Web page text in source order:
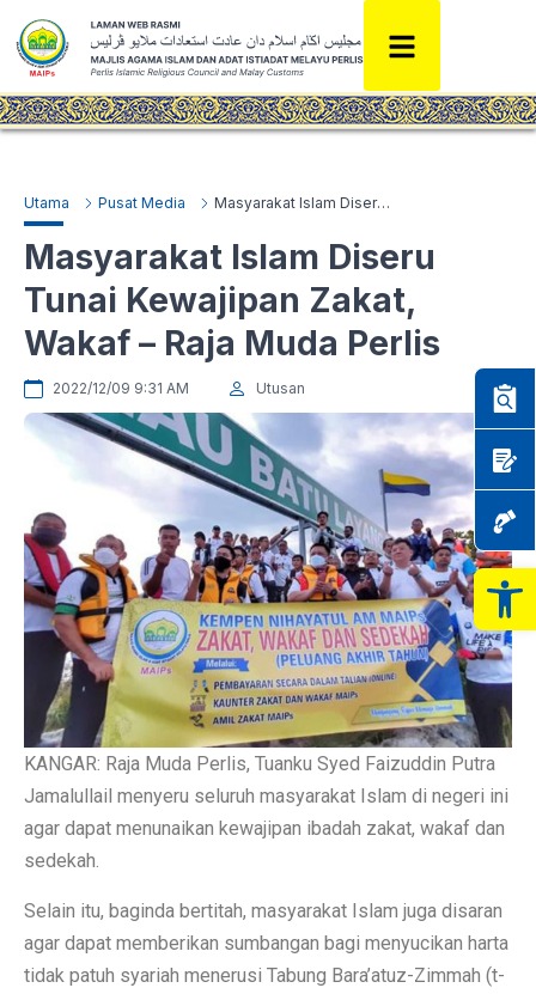
Utama Pusat Media Masyarakat Islam Diseru Tunai Kewajipan Zakat, Wakaf – Raja Muda Perlis
Masyarakat Islam Diseru
Tunai Kewajipan Zakat,
Wakaf – Raja Muda Perlis
2022/12/09 9:31 AM Utusan
KANGAR: Raja Muda Perlis, Tuanku Syed Faizuddin Putra
Jamalullail menyeru seluruh masyarakat Islam di negeri ini
agar dapat menunaikan kewajipan ibadah zakat, wakaf dan
sedekah.
Selain itu, baginda bertitah, masyarakat Islam juga disaran
agar dapat memberikan sumbangan bagi menyucikan harta
tidak patuh syariah menerusi Tabung Bara’atuz-Zimmah (t-